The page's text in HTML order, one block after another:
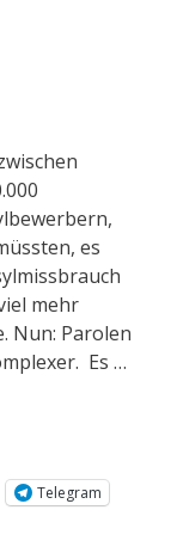
es
mehr
Nun: Parolen
Es …
Telegram